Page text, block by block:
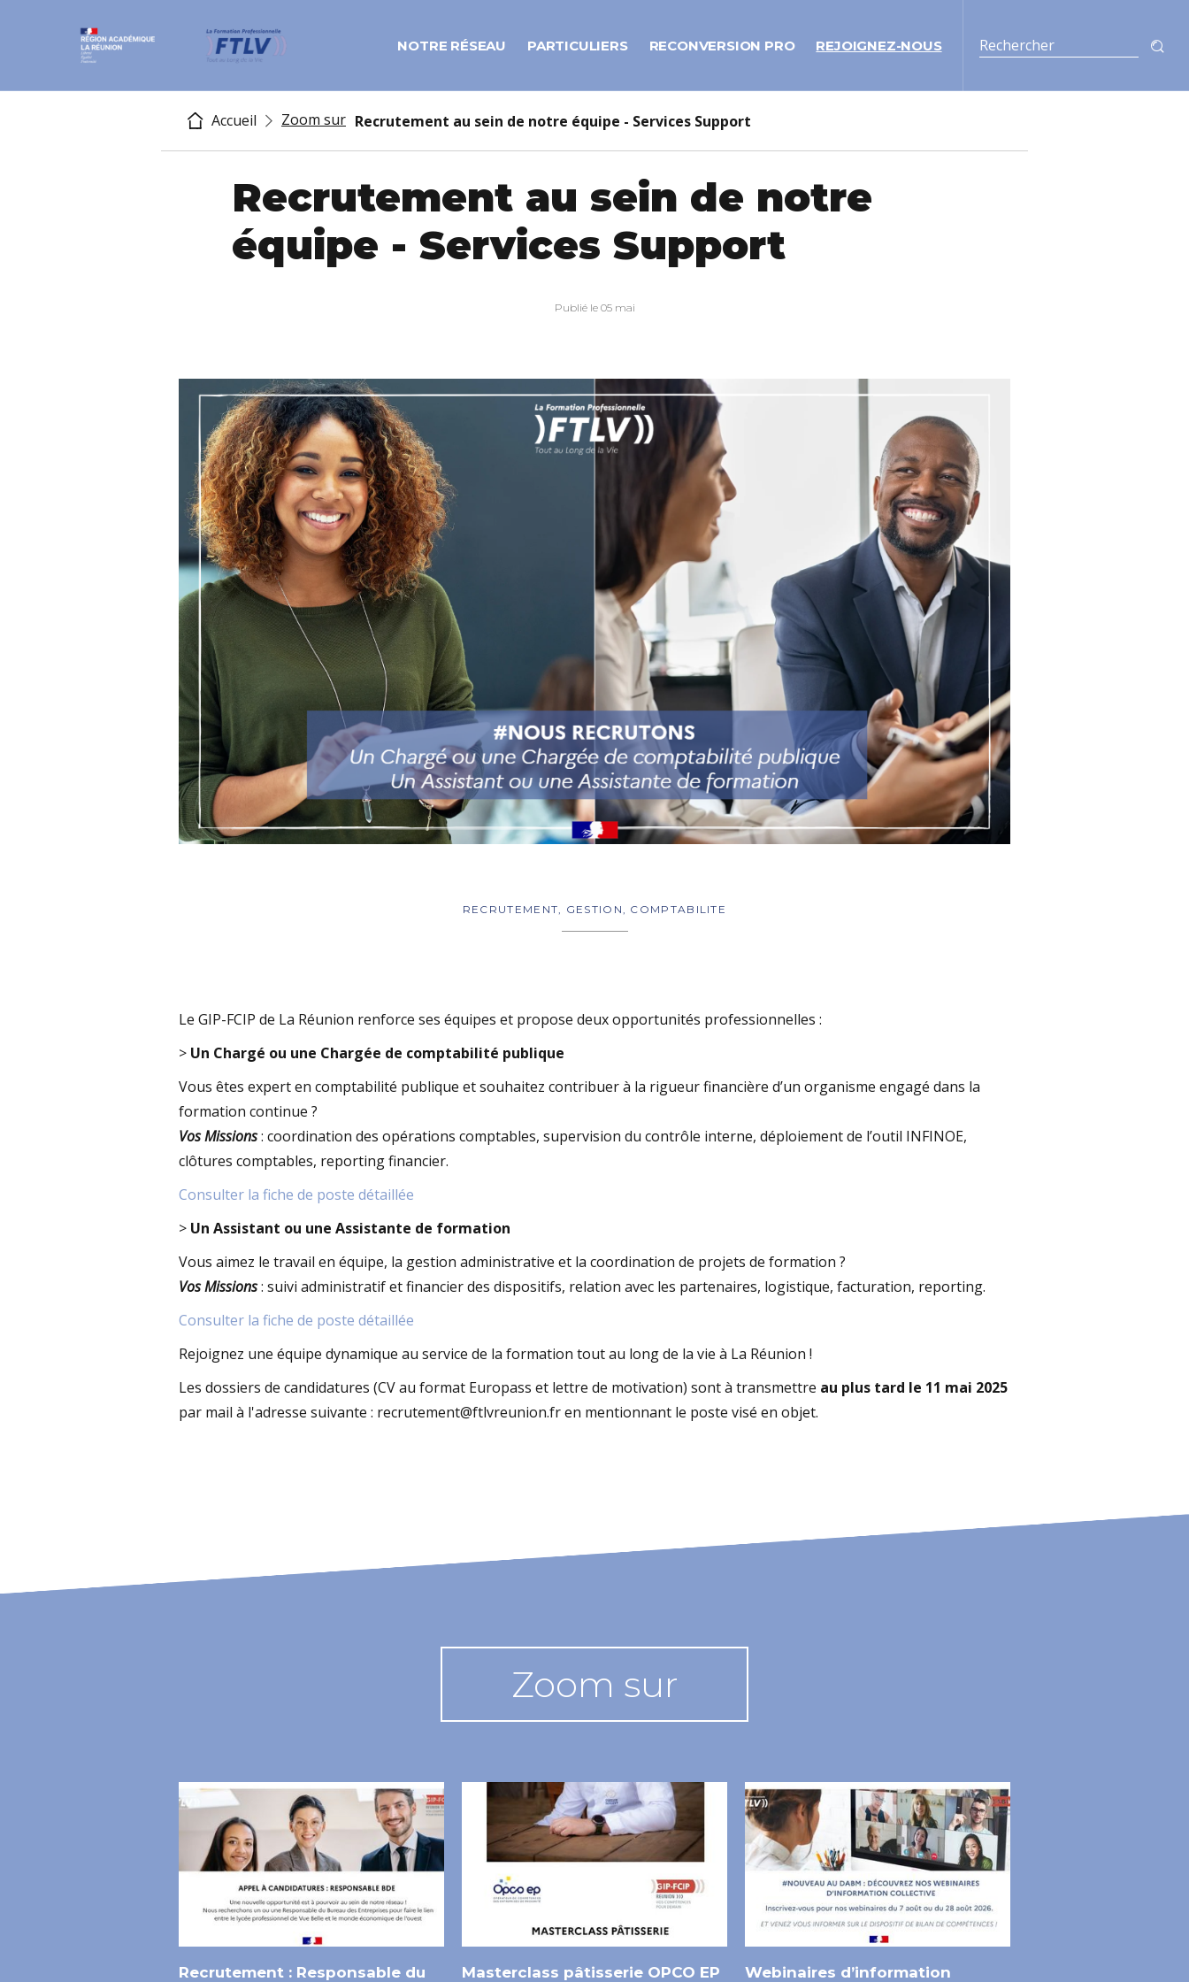
NOTRE RÉSEAU PARTICULIERS RECONVERSION PRO REJOIGNEZ-NOUS
Accueil Zoom sur Recrutement au sein de notre équipe - Services Support
Recrutement au sein de notre
équipe - Services Support
Publié le 05 mai
RECRUTEMENT, GESTION, COMPTABILITE
Le GIP-FCIP de La Réunion renforce ses équipes et propose deux opportunités professionnelles :
> Un Chargé ou une Chargée de comptabilité publique
Vous êtes expert en comptabilité publique et souhaitez contribuer à la rigueur financière d’un organisme engagé dans la
formation continue ?
Vos Missions: coordination des opérations comptables, supervision du contrôle interne, déploiement de l’outil INFINOE,
clôtures comptables, reporting financier.
Consulter la fiche de poste détaillée
> Un Assistant ou une Assistante de formation
Vous aimez le travail en équipe, la gestion administrative et la coordination de projets de formation ?
Vos Missions: suivi administratif et financier des dispositifs, relation avec les partenaires, logistique, facturation, reporting.
Consulter la fiche de poste détaillée
Rejoignez une équipe dynamique au service de la formation tout au long de la vie à La Réunion !
Les dossiers de candidatures (CV au format Europass et lettre de motivation) sont à transmettre au plus tard le 11 mai 2025
par mail à l'adresse suivante : recrutement@ftlvreunion.fr en mentionnant le poste visé en objet.
Zoom sur
Recrutement : Responsable du Masterclass pâtisserie OPCO EP Webinaires d’information